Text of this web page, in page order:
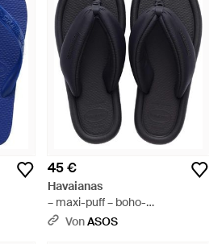
45 €
Havaianas
– maxi-puff – boho-
zehenstegsandalen - Blau
VonASOS